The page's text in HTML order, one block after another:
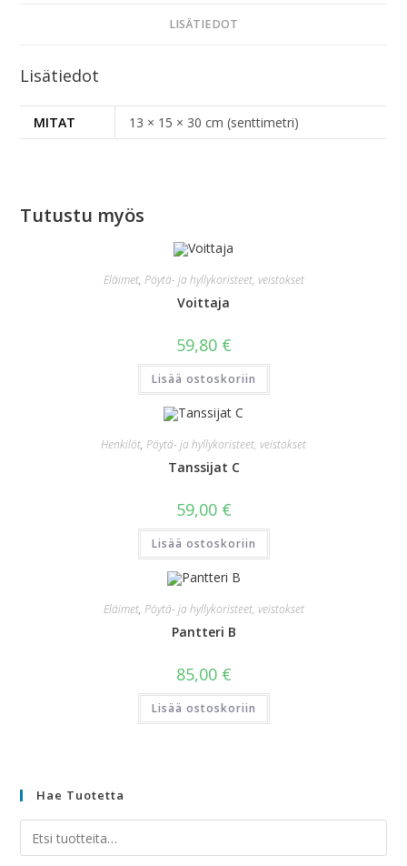
LISÄTIEDOT
Lisätiedot
MITAT 13 × 15 × 30 cm (senttimetri)
Tutustu myös
Eläimet, Pöytä- ja hyllykoristeet, veistokset
Voittaja
59,80 €
Lisää ostoskoriin
Henkilöt, Pöytä- ja hyllykoristeet, veistokset
Tanssijat C
59,00 €
Lisää ostoskoriin
Eläimet, Pöytä- ja hyllykoristeet, veistokset
Pantteri B
85,00 €
Lisää ostoskoriin
Hae Tuotetta